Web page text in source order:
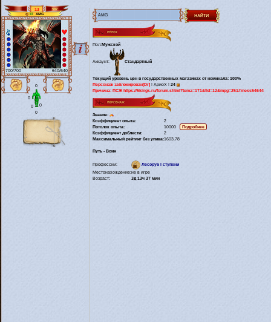
13
587
El
AMG
700/700 640/640
0
0
0
0 0
Пол:Мужской
Аккаунт: Стандартный
Текущий уровень цен в государственных магазинах от номинала: 100%
Персонаж заблокирован[Dr] ! АриоХ ! 24
Причина: ПСЖ https://5kings.ru/forum.shtml?tema=171&fid=12&mpg=251#mess54644
Звание:
Коэффициент опыта:
2
Потолок опыта:
10000
Коэффициент доблести:
2
Максимальный рейтинг без упива:1603.78
Путь - Воин
Профессии:
Лесоруб I ступени
Местонахождение:не в игре
Возраст:
3д 13ч 37 мин